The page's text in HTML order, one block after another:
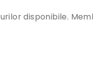
disponibile.